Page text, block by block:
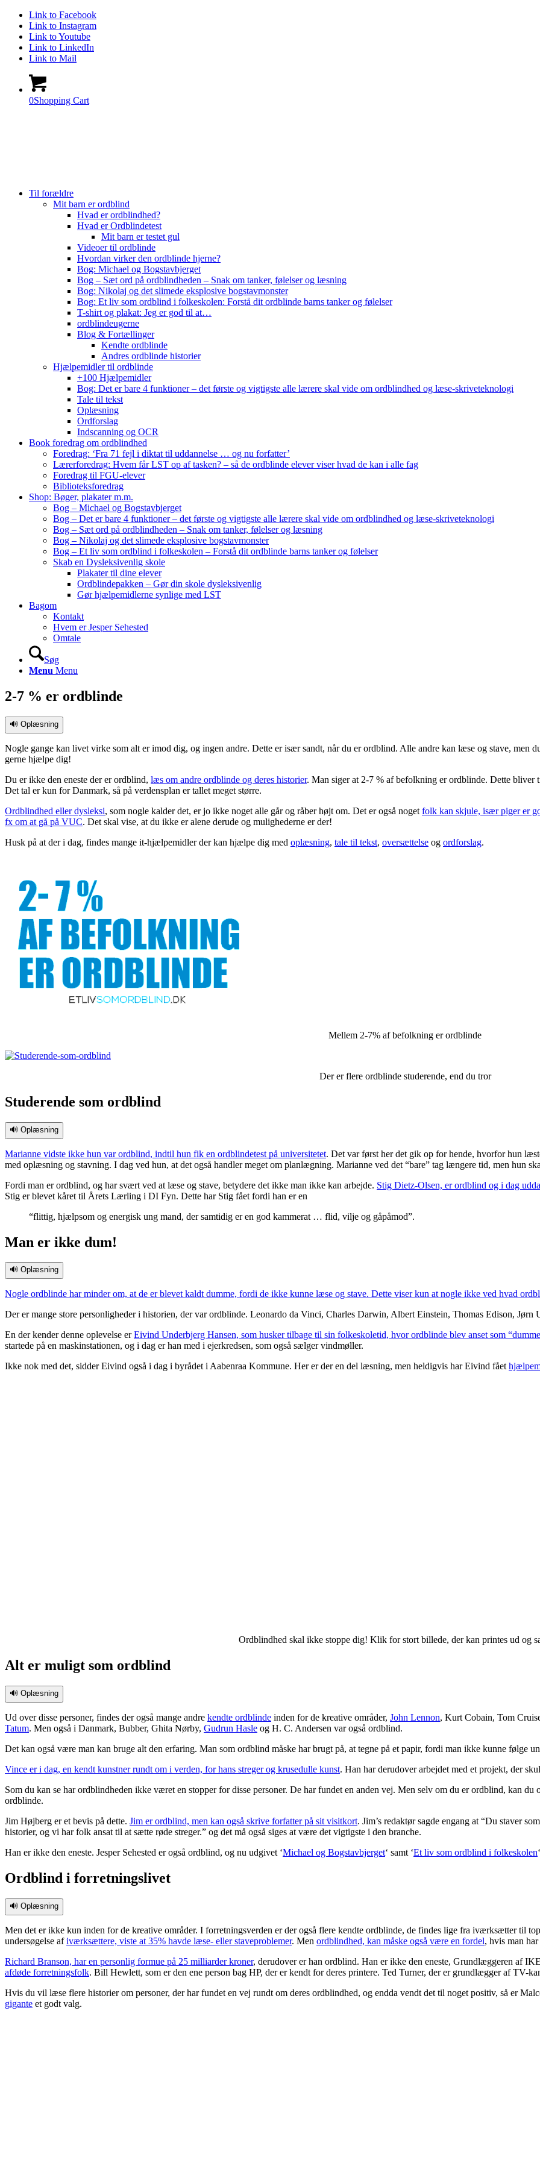
Link to Facebook
Link to Instagram
Link to Youtube
Link to LinkedIn
Link to Mail
0Shopping Cart
Til forældre
Mit barn er ordblind
Hvad er ordblindhed?
Hvad er Ordblindetest
Mit barn er testet gul
Videoer til ordblinde
Hvordan virker den ordblinde hjerne?
Bog: Michael og Bogstavbjerget
Bog – Sæt ord på ordblindheden – Snak om tanker, følelser og læsning
Bog: Nikolaj og det slimede eksplosive bogstavmonster
Bog: Et liv som ordblind i folkeskolen: Forstå dit ordblinde barns tanker og følelser
T-shirt og plakat: Jeg er god til at…
ordblindeugerne
Blog & Fortællinger
Kendte ordblinde
Andres ordblinde historier
Hjælpemidler til ordblinde
+100 Hjælpemidler
Bog: Det er bare 4 funktioner – det første og vigtigste alle lærere skal vide om ordblindhed og læse-skriveteknologi
Tale til tekst
Oplæsning
Ordforslag
Indscanning og OCR
Book foredrag om ordblindhed
Foredrag: ‘Fra 71 fejl i diktat til uddannelse … og nu forfatter’
Lærerforedrag: Hvem får LST op af tasken? – så de ordblinde elever viser hvad de kan i alle fag
Foredrag til FGU-elever
Biblioteksforedrag
Shop: Bøger, plakater m.m.
Bog – Michael og Bogstavbjerget
Bog – Det er bare 4 funktioner – det første og vigtigste alle lærere skal vide om ordblindhed og læse-skriveteknologi
Bog – Sæt ord på ordblindheden – Snak om tanker, følelser og læsning
Bog – Nikolaj og det slimede eksplosive bogstavmonster
Bog – Et liv som ordblind i folkeskolen – Forstå dit ordblinde barns tanker og følelser
Skab en Dysleksivenlig skole
Plakater til dine elever
Ordblindepakken – Gør din skole dysleksivenlig
Gør hjælpemidlerne synlige med LST
Bagom
Kontakt
Hvem er Jesper Sehested
Omtale
Søg
Menu Menu
2-7 % er ordblinde
🔊 Oplæsning
Nogle gange kan livet virke som alt er imod dig, og ingen andre. Dette er især sandt, når du er ordblind. Alle andre kan læse og stave, men
gerne hjælpe dig!
Du er ikke den eneste der er ordblind, læs om andre ordblinde og deres historier. Man siger at 2-7 % af befolkning er ordblinde. Dette bliver
Det tal er kun for Danmark, så på verdensplan er tallet meget større.
Ordblindhed eller dysleksi, som nogle kalder det, er jo ikke noget alle går og råber højt om. Det er også noget folk kan skjule, især piger er
fx om at gå på VUC. Det skal vise, at du ikke er alene derude og mulighederne er der!
Husk på at der i dag, findes mange it-hjælpemidler der kan hjælpe dig med oplæsning, tale til tekst, oversættelse og ordforslag.
Mellem 2-7% af befolkning er ordblinde
Der er flere ordblinde studerende, end du tror
Studerende som ordblind
🔊 Oplæsning
Marianne vidste ikke hun var ordblind, indtil hun fik en ordblindetest på universitetet. Det var først her det gik op for hende, hvorfor hun
med oplæsning og stavning. I dag ved hun, at det også handler meget om planlægning. Marianne ved det “bare” tag længere tid, men hun
Fordi man er ordblind, og har svært ved at læse og stave, betydere det ikke man ikke kan arbejde. Stig Dietz-Olsen, er ordblind og i dag
Stig er blevet kåret til Årets Lærling i DI Fyn. Dette har Stig fået fordi han er en
“flittig, hjælpsom og energisk ung mand, der samtidig er en god kammerat … flid, vilje og gåpåmod”.
Man er ikke dum!
🔊 Oplæsning
Nogle ordblinde har minder om, at de er blevet kaldt dumme, fordi de ikke kunne læse og stave. Dette viser kun at nogle ikke ved hvad
Der er mange store personligheder i historien, der var ordblinde. Leonardo da Vinci, Charles Darwin, Albert Einstein, Thomas Edison, Jørn
En der kender denne oplevelse erEivind Underbjerg Hansen, som husker tilbage til sin folkeskoletid, hvor ordblinde blev anset som
startede på en maskinstationen, og i dag er han med i ejerkredsen, som også sælger vindmøller.
Ikke nok med det, sidder Eivind også i dag i byrådet i Aabenraa Kommune. Her er der en del læsning, men heldigvis har Eivind fået
Ordblindhed skal ikke stoppe dig! Klik for stort billede, der kan printes ud og
Alt er muligt som ordblind
🔊 Oplæsning
Ud over disse personer, findes der også mange andre kendte ordblinde inden for de kreative områder, John Lennon, Kurt Cobain, Tom
Tatum. Men også i Danmark, Bubber, Ghita Nørby, Gudrun Hasle og H. C. Andersen var også ordblind.
Det kan også være man kan bruge alt den erfaring. Man som ordblind måske har brugt på, at tegne på et papir, fordi man ikke kunne følge
Vince er i dag, en kendt kunstner rundt om i verden, for hans streger og krusedulle kunst. Han har derudover arbejdet med et projekt, der
Som du kan se har ordblindheden ikke været en stopper for disse personer. De har fundet en anden vej. Men selv om du er ordblind, kan du
ordblinde.
Jim Højberg er et bevis på dette. Jim er ordblind, men kan også skrive forfatter på sit visitkort. Jim’s redaktør sagde engang at “Du staver
historier, og vi har folk ansat til at sætte røde streger.” og det må også siges at være det vigtigste i den branche.
Han er ikke den eneste. Jesper Sehested er også ordblind, og nu udgivet ‘Michael og Bogstavbjerget‘ samt ‘Et liv som ordblind i folkeskolen
Ordblind i forretningslivet
🔊 Oplæsning
Men det er ikke kun inden for de kreative områder. I forretningsverden er der også flere kendte ordblinde, de findes lige fra iværksætter til
undersøgelse afiværksættere, viste at 35% havde læse- eller staveproblemer. Men ordblindhed, kan måske også være en fordel, hvis man
Richard Branson, har en personlig formue på 25 milliarder kroner, derudover er han ordblind. Han er ikke den eneste, Grundlæggeren af
afdøde forretningsfolk. Bill Hewlett, som er den ene person bag HP, der er kendt for deres printere. Ted Turner, der er grundlægger af TV-
Hvis du vil læse flere historier om personer, der har fundet en vej rundt om deres ordblindhed, og endda vendt det til noget positiv, så er
gigante et godt valg.